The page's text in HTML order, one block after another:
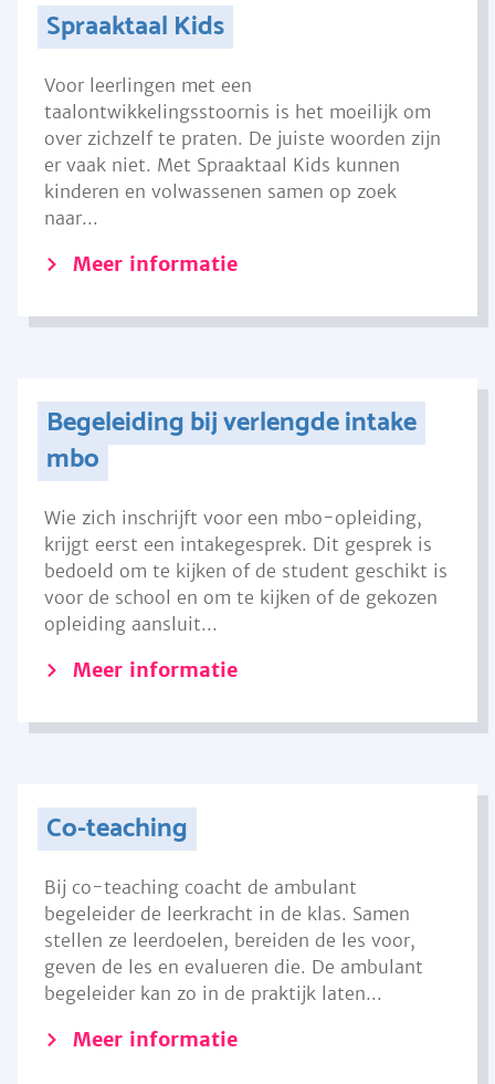
Spraaktaal Kids
Voor leerlingen met een
taalontwikkelingsstoornis is het moeilijk om
over zichzelf te praten. De juiste woorden zijn
er vaak niet. Met Spraaktaal Kids kunnen
kinderen en volwassenen samen op zoek
naar...
Meer informatie
Begeleiding bij verlengde intake
mbo
Wie zich inschrijft voor een mbo-opleiding,
krijgt eerst een intakegesprek. Dit gesprek is
bedoeld om te kijken of de student geschikt is
voor de school en om te kijken of de gekozen
opleiding aansluit...
Meer informatie
Co-teaching
Bij co-teaching coacht de ambulant
begeleider de leerkracht in de klas. Samen
stellen ze leerdoelen, bereiden de les voor,
geven de les en evalueren die. De ambulant
begeleider kan zo in de praktijk laten...
Meer informatie